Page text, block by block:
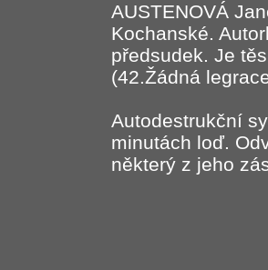
AUSTENOVÁ
Kochanské.
předsudek. Je
(42.Žádná
Autodestrukční
minutách loď.
některý z jeho